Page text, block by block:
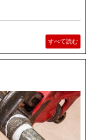
すべて読む